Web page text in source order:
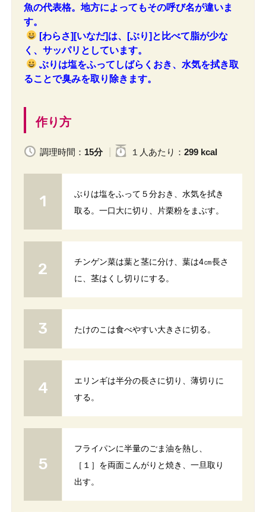
魚の代表格。 地方によってもその呼び名が違いま
す。
[わらさ][いなだ]は、[ぶり]と比べて脂が少な
く、サッパリとしています。
ぶりは塩をふってしばらくおき、水気を拭き取
ることで臭みを取り除きます。
作り方
調理時間： 15分 １人 あたり ： 299 kcal
ぶりは塩をふって５分おき、水気を拭き
取る。一口大に切り、片栗粉をまぶす。
チンゲン菜は葉と茎に分け、葉は4㎝長さ
に、茎はくし切りにする。
たけのこは食べやすい大きさに切る。
エリンギは半分の長さに切り、薄切りに
する。
フライパンに半量のごま油を熱し、
［１］を両面こんがりと焼き、一旦取り
出す。